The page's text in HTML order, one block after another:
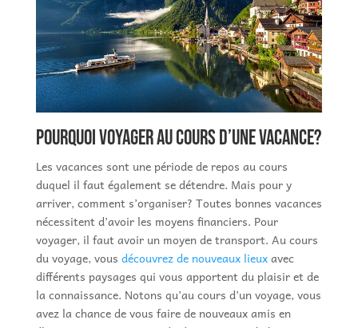
Pourquoi voyager au cours d’une vacance?
Les vacances sont une période de repos au cours
duquel il faut également se détendre. Mais pour y
arriver, comment s’organiser? Toutes bonnes vacances
nécessitent d’avoir les moyens financiers. Pour
voyager, il faut avoir un moyen de transport. Au cours
du voyage, vous découvrez de nouveaux lieuxavec
différents paysages qui vous apportent du plaisir et de
la connaissance. Notons qu’au cours d’un voyage, vous
avez la chance de vous faire de nouveaux amis en